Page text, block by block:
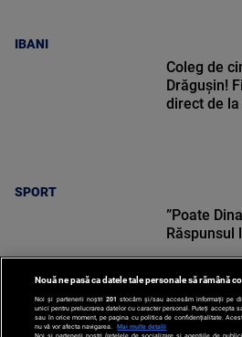
IBANI
SPORT
Coleg de
Drăgușin!
direct de
”Poate
Răspunsul
Nouă ne pasă ca datele tale personale să rămână
Noi și partenerii noștri 201 stocăm și/sau accesăm informații pe
unici pentru prelucrarea datelor cu caracter personal. Puteți accepta
sau în orice moment, pe pagina cu politica de confidențialitate.
nu vă vor afecta navigarea.
Mai multe detalii
Noi si partenerii nostri (retelele de socializare si agentiile de